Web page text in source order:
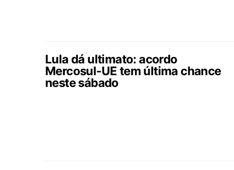
Lula dá ultimato: acordo
Mercosul-UE tem última chance
neste sábado